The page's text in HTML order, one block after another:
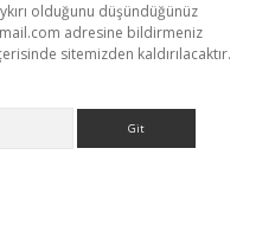
olduğunu düşündüğünüz
adresine bildirmeniz
sitemizden kaldırılacaktır.